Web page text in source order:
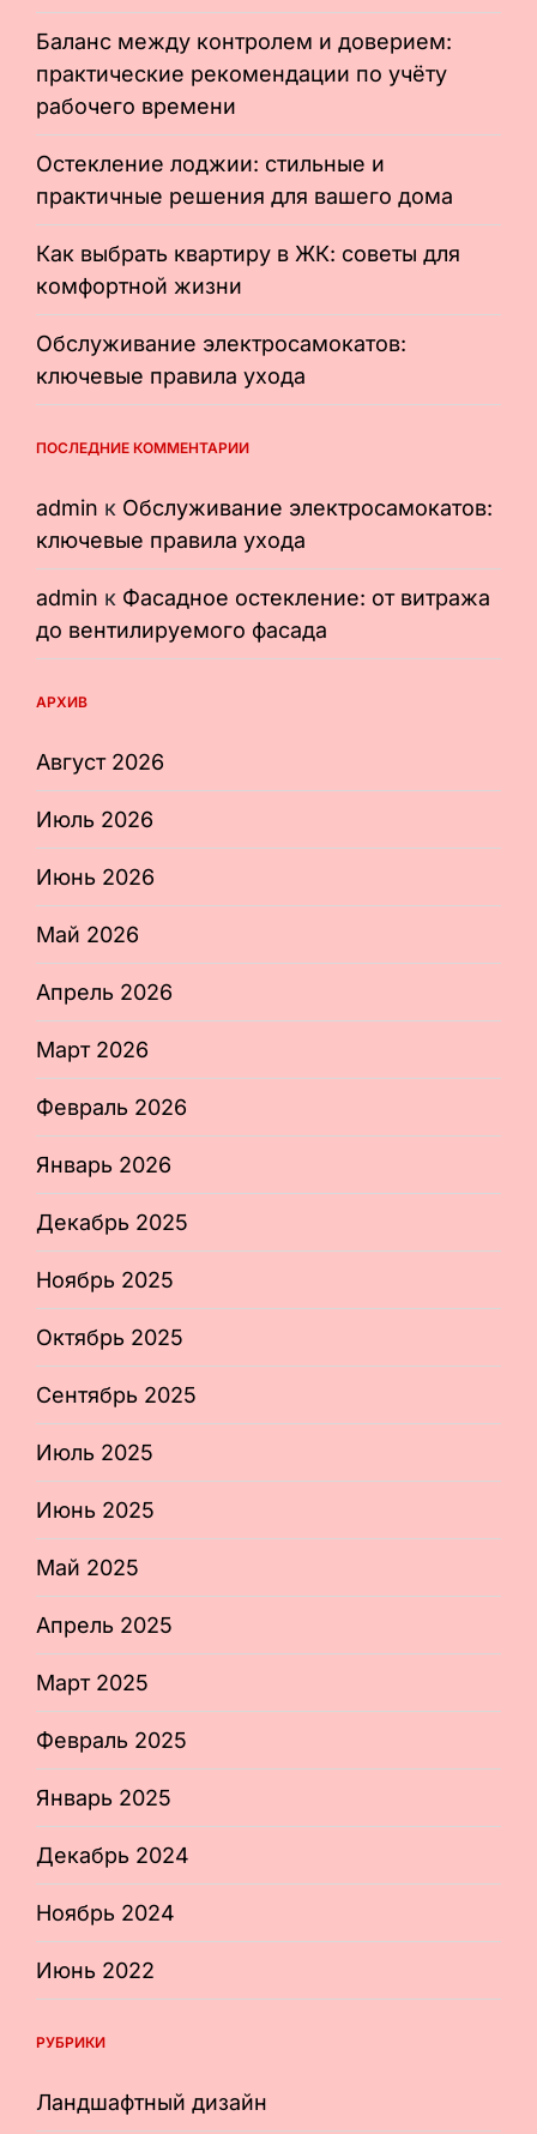
Баланс между контролем и доверием:
практические рекомендации по учёту
рабочего времени
Остекление лоджии: стильные и
практичные решения для вашего дома
Как выбрать квартиру в ЖК: советы для
комфортной жизни
Обслуживание электросамокатов:
ключевые правила ухода
ПОСЛЕДНИЕ КОММЕНТАРИИ
admin к Обслуживание электросамокатов:
ключевые правила ухода
admin к Фасадное остекление: от витража
до вентилируемого фасада
АРХИВ
Август 2026
Июль 2026
Июнь 2026
Май 2026
Апрель 2026
Март 2026
Февраль 2026
Январь 2026
Декабрь 2025
Ноябрь 2025
Октябрь 2025
Сентябрь 2025
Июль 2025
Июнь 2025
Май 2025
Апрель 2025
Март 2025
Февраль 2025
Январь 2025
Декабрь 2024
Ноябрь 2024
Июнь 2022
РУБРИКИ
Ландшафтный дизайн